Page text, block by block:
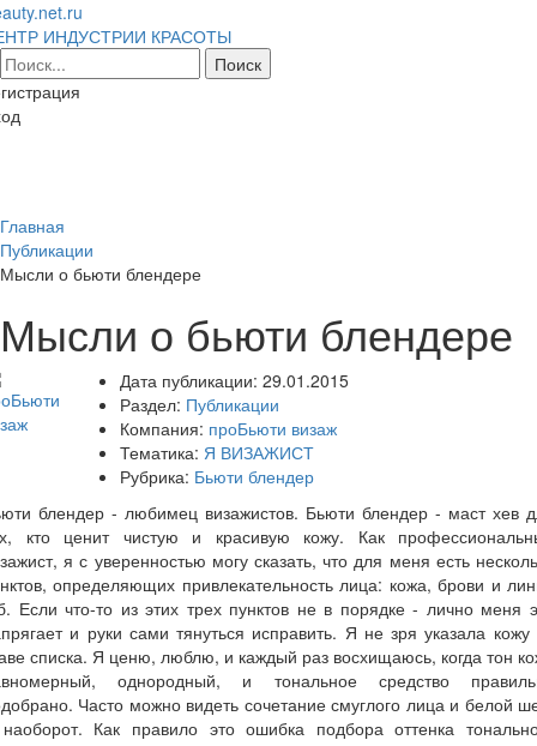
ИНДУСТРИИ КРАСОТЫ
Главная
Публикации
Мысли о бьюти блендере
Мысли о бьюти блендере
Дата публикации: 29.01.2015
Раздел: Публикации
Компания: проБьюти визаж
Тематика: Я ВИЗАЖИСТ
Рубрика: Бьюти блендер
блендер - любимец визажистов. Бьюти блендер - маст хев
кто ценит чистую и красивую кожу. Как
я с уверенностью могу сказать, что для меня есть
определяющих привлекательность лица: кожа, брови и
Если что-то из этих трех пунктов не в порядке - лично меня
и руки сами тянуться исправить. Я не зря указала кожу
списка. Я ценю, люблю, и каждый раз восхищаюсь, когда тон
однородный, и тональное средство
Часто можно видеть сочетание смуглого лица и белой
Как правило это ошибка подбора оттенка